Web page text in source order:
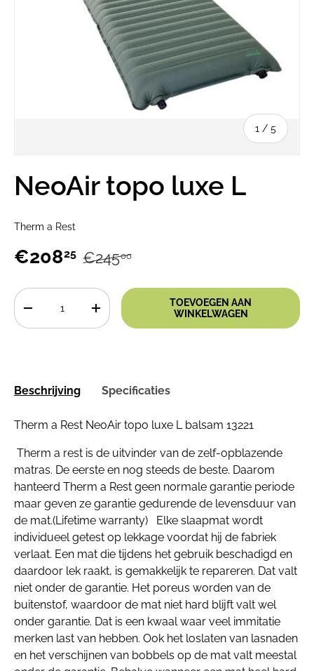
1 / van
5
NeoAir topo luxe L
Therm a Rest
€20825 €24500
Aantal
+
TOEVOEGEN AAN
WINKELWAGEN
Beschrijving Specificaties
Therm a Rest NeoAir topo luxe L balsam 13221
Therm a rest is de uitvinder van de zelf-opblazende
matras. De eerste en nog steeds de beste. Daarom
hanteerd Therm a Rest geen normale garantie periode
maar geven ze garantie gedurende de levensduur van
de mat.(Lifetime warranty) Elke slaapmat wordt
individueel getest op lekkage voordat hij de fabriek
verlaat. Een mat die tijdens het gebruik beschadigd en
daardoor lek raakt, is gemakkelijk te repareren. Dat valt
niet onder de garantie. Het poreus worden van de
buitenstof, waardoor de mat niet hard blijft valt wel
onder garantie. Dat is een kwaal waar veel immitatie
merken last van hebben. Ook het loslaten van lasnaden
en het verschijnen van bobbels op de mat valt meestal